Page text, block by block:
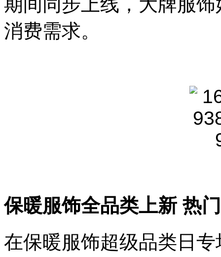
登、
蕉
内、
消费需求。
保暖服饰全品类上新 热
在保暖服饰超级品类日